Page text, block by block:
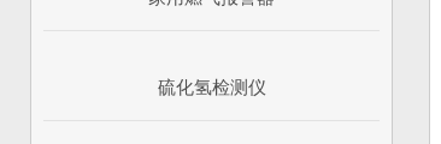
硫化氢检测仪